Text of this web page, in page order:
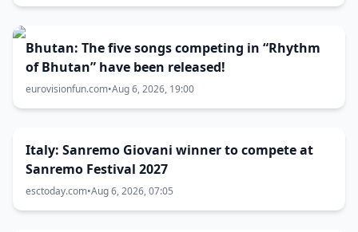
Bhutan: The five songs competing in “Rhythm
of Bhutan” have been released!
eurovisionfun.com•Aug 6, 2026, 19:00
Italy: Sanremo Giovani winner to compete at
Sanremo Festival 2027
esctoday.com•Aug 6, 2026, 07:05